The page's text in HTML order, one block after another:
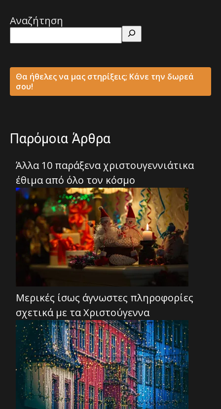
Αναζήτηση
Θα ήθελες να μας στηρίξεις; Κάνε την δωρεά
σου!
Παρόμοια Άρθρα
Άλλα 10 παράξενα χριστουγεννιάτικα
έθιμα από όλο τον κόσμο
Μερικές ίσως άγνωστες πληροφορίες
σχετικά με τα Χριστούγεννα